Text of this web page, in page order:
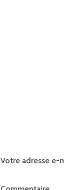
Votre adresse e-